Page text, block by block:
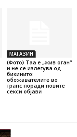
МАГАЗИН
(Фото) Таа е „жив оган“
и не се излегува од
бикинито:
обожавателите во
транс поради новите
секси објави